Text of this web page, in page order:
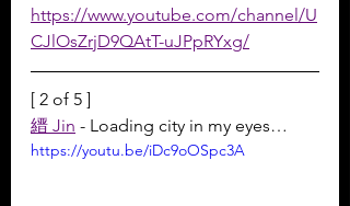
https://www.youtube.com/channel/U
CJlOsZrjD9QAtT-uJPpRYxg/
[ 2 of 5 ]
縉 Jin - Loading city in my eyes…
https://youtu.be/iDc9oOSpc3A